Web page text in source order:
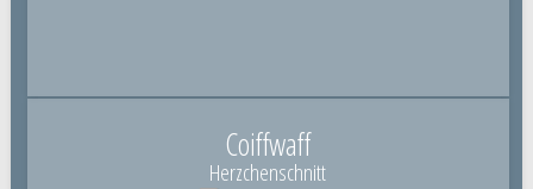
Coiffwaff
Herzchenschnitt